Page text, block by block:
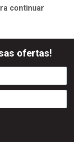
continuar
ofertas!